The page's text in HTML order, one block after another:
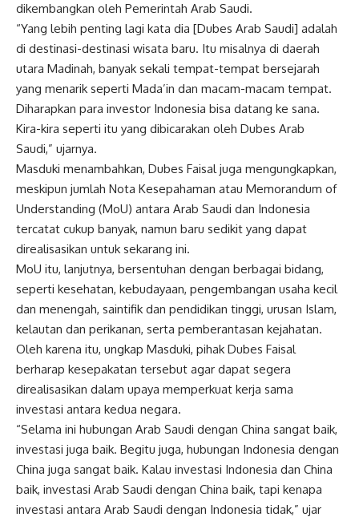
dikembangkan oleh Pemerintah Arab Saudi.
“Yang lebih penting lagi kata dia [Dubes Arab Saudi] adalah
di destinasi-destinasi wisata baru. Itu misalnya di daerah
utara Madinah, banyak sekali tempat-tempat bersejarah
yang menarik seperti Mada’in dan macam-macam tempat.
Diharapkan para investor Indonesia bisa datang ke sana.
Kira-kira seperti itu yang dibicarakan oleh Dubes Arab
Saudi,” ujarnya.
Masduki menambahkan, Dubes Faisal juga mengungkapkan,
meskipun jumlah Nota Kesepahaman atau Memorandum of
Understanding (MoU) antara Arab Saudi dan Indonesia
tercatat cukup banyak, namun baru sedikit yang dapat
direalisasikan untuk sekarang ini.
MoU itu, lanjutnya, bersentuhan dengan berbagai bidang,
seperti kesehatan, kebudayaan, pengembangan usaha kecil
dan menengah, saintifik dan pendidikan tinggi, urusan Islam,
kelautan dan perikanan, serta pemberantasan kejahatan.
Oleh karena itu, ungkap Masduki, pihak Dubes Faisal
berharap kesepakatan tersebut agar dapat segera
direalisasikan dalam upaya memperkuat kerja sama
investasi antara kedua negara.
“Selama ini hubungan Arab Saudi dengan China sangat baik,
investasi juga baik. Begitu juga, hubungan Indonesia dengan
China juga sangat baik. Kalau investasi Indonesia dan China
baik, investasi Arab Saudi dengan China baik, tapi kenapa
investasi antara Arab Saudi dengan Indonesia tidak,” ujar